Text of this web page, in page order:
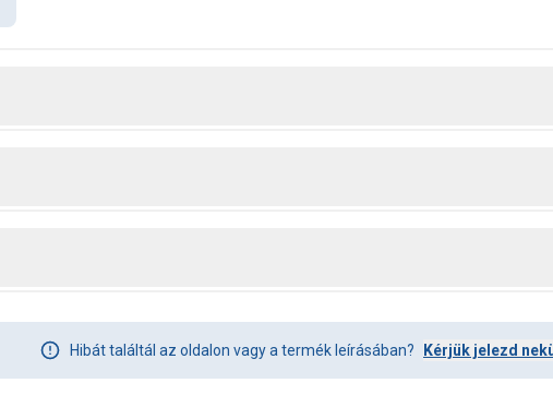
Hibát találtál az oldalon vagy a termék leírásában? Kérjük jelezd